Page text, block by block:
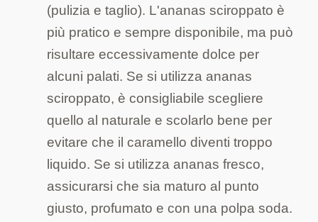
(pulizia e taglio). L'ananas sciroppato è
più pratico e sempre disponibile, ma può
risultare eccessivamente dolce per
alcuni palati. Se si utilizza ananas
sciroppato, è consigliabile scegliere
quello al naturale e scolarlo bene per
evitare che il caramello diventi troppo
liquido. Se si utilizza ananas fresco,
assicurarsi che sia maturo al punto
giusto, profumato e con una polpa soda.